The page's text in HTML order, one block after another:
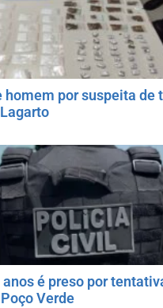
homem por suspeita de
é preso por
Verde